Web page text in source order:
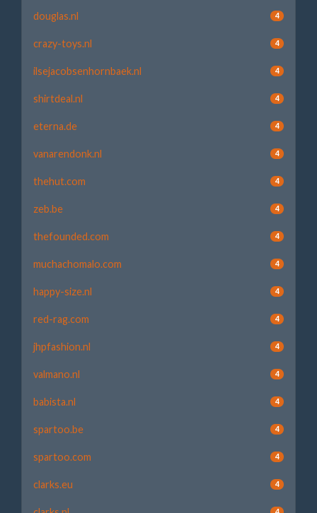
douglas.nl 4
crazy-toys.nl 4
ilsejacobsenhornbaek.nl 4
shirtdeal.nl 4
eterna.de 4
vanarendonk.nl 4
thehut.com 4
zeb.be 4
thefounded.com 4
muchachomalo.com 4
happy-size.nl 4
red-rag.com 4
jhpfashion.nl 4
valmano.nl 4
babista.nl 4
spartoo.be 4
spartoo.com 4
clarks.eu 4